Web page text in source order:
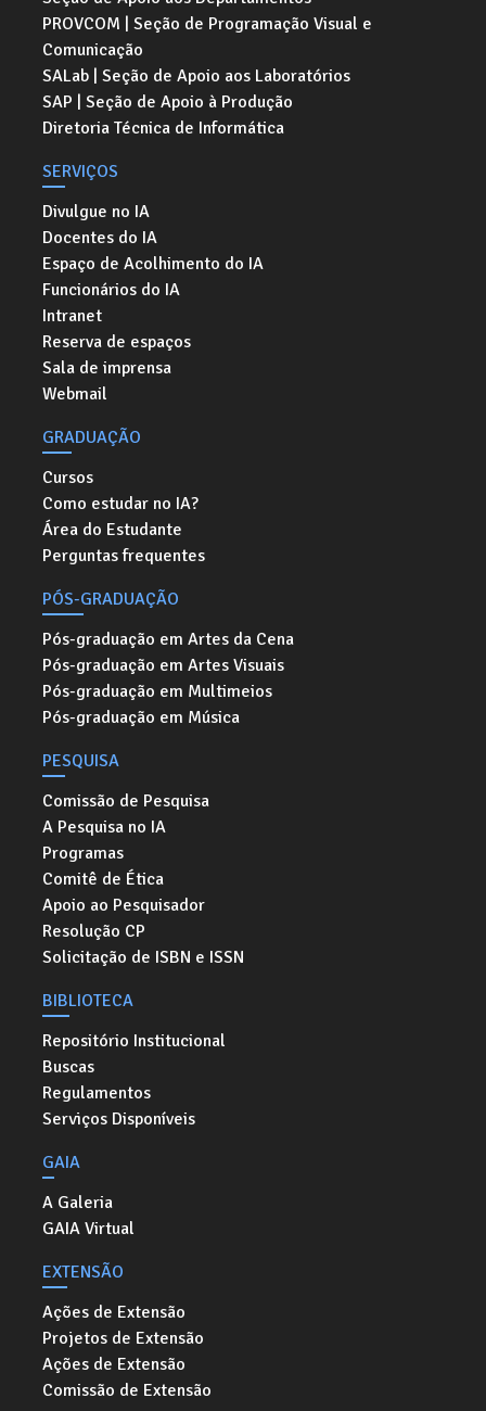
PROVCOM | Seção de Programação Visual e
Comunicação
SALab | Seção de Apoio aos Laboratórios
SAP | Seção de Apoio à Produção
Diretoria Técnica de Informática
SERVIÇOS
Divulgue no IA
Docentes do IA
Espaço de Acolhimento do IA
Funcionários do IA
Intranet
Reserva de espaços
Sala de imprensa
Webmail
GRADUAÇÃO
Cursos
Como estudar no IA?
Área do Estudante
Perguntas frequentes
PÓS-GRADUAÇÃO
Pós-graduação em Artes da Cena
Pós-graduação em Artes Visuais
Pós-graduação em Multimeios
Pós-graduação em Música
PESQUISA
Comissão de Pesquisa
A Pesquisa no IA
Programas
Comitê de Ética
Apoio ao Pesquisador
Resolução CP
Solicitação de ISBN e ISSN
BIBLIOTECA
Repositório Institucional
Buscas
Regulamentos
Serviços Disponíveis
GAIA
A Galeria
GAIA Virtual
EXTENSÃO
Ações de Extensão
Projetos de Extensão
Ações de Extensão
Comissão de Extensão